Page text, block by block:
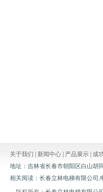
关于我们 新闻中心 产品展示 成
地址：吉林省长春市朝阳区白山胡
相关阅读：长春立林电梯有限公司